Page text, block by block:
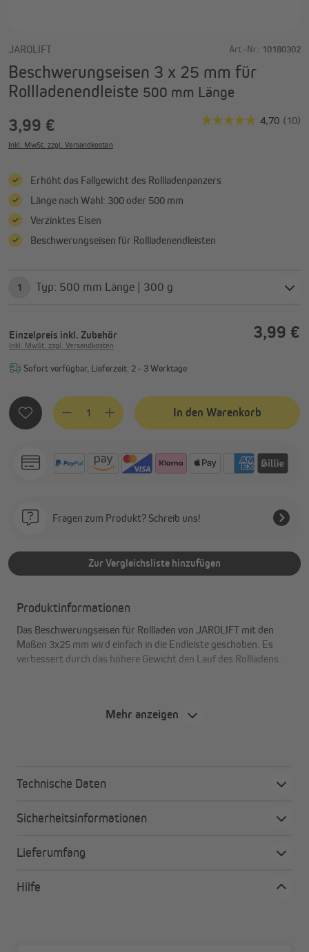
JAROLIFT Art.-Nr.: 10180302
Beschwerungseisen 3 x 25 mm für
Rollladenendleiste 500 mm Länge
3,99 €
Inkl. MwSt. zzgl. Versandkosten
Erhöht das Fallgewicht des Rollladenpanzers
Länge nach Wahl: 300 oder 500 mm
Verzinktes Eisen
Beschwerungseisen für Rollladenendleisten
1 Typ: 500 mm Länge | 300 g
Einzelpreis inkl. Zubehör 3,99 €
Inkl. MwSt. zzgl. Versandkosten
Sofort verfügbar, Lieferzeit: 2 - 3 Werktage
Produkt Anzahl: Gib den gewünschten Wert ein oder
In den Warenkorb
Fragen zum Produkt? Schreib uns!
Zur Vergleichsliste hinzufügen
Produktinformationen
Das Beschwerungseisen für Rollladen von JAROLIFT mit den
Maßen 3x25 mm wird einfach in die Endleiste geschoben. Es
verbessert durch das höhere Gewicht den Lauf des Rollladens.
Mehr anzeigen
Technische Daten
Sicherheitsinformationen
Lieferumfang
Hilfe